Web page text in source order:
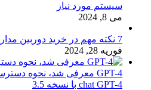
سیستم مورد نیاز
می 8, 2024
7 نکته مهم در خرید دوربین مداربسته + راهنمای خرید
فوریه 28, 2024
chat GPT-4 با نسخه 3.5